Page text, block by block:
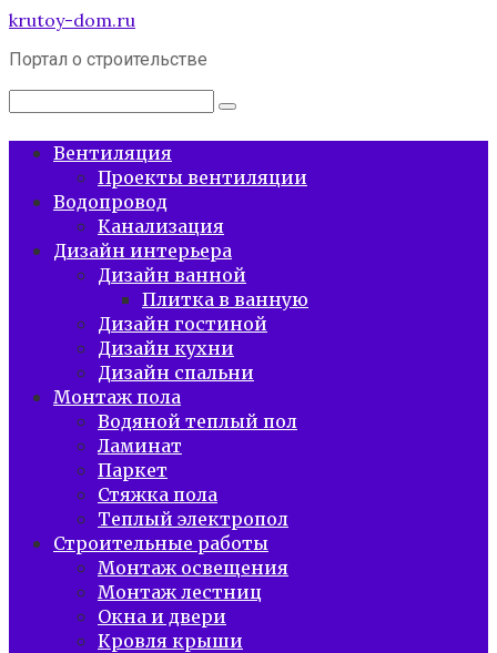
Перейти
контенту
krutoy-dom.ru
Портал о строительстве
Поиск:
Вентиляция
Проекты вентиляции
Водопровод
Канализация
Дизайн интерьера
Дизайн ванной
Плитка в ванную
Дизайн гостиной
Дизайн кухни
Дизайн спальни
Монтаж пола
Водяной теплый пол
Ламинат
Паркет
Стяжка пола
Теплый электропол
Строительные работы
Монтаж освещения
Монтаж лестниц
Окна и двери
Кровля крыши